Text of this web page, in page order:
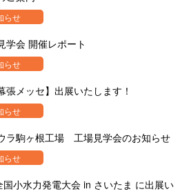
らせ
学会 開催レポート
らせ
張メッセ】出展いたします！
らせ
ラ駒ヶ根工場 工場見学会のお知らせ
らせ
国小水力発電大会 in さいたま に出展い